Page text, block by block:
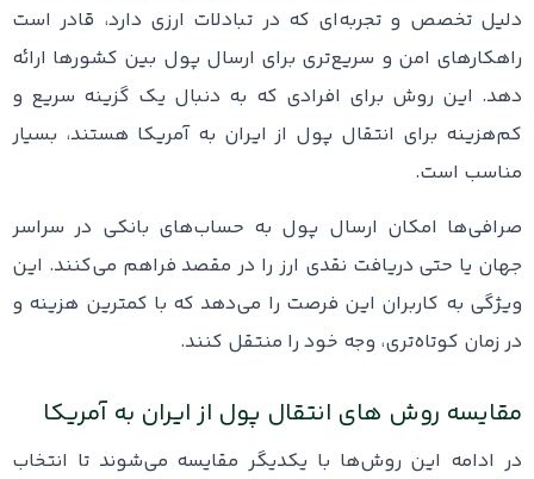
دلیل تخصص و تجربه‌ای که در تبادلات ارزی دارد، قادر است
راهکارهای امن و سریع‌تری برای ارسال پول بین کشورها ارائه
دهد. این روش برای افرادی که به دنبال یک گزینه سریع و
کم‌هزینه برای انتقال پول از ایران به آمریکا هستند، بسیار
مناسب است.
صرافی‌ها امکان ارسال پول به حساب‌های بانکی در سراسر
جهان یا حتی دریافت نقدی ارز را در مقصد فراهم می‌کنند. این
ویژگی به کاربران این فرصت را می‌دهد که با کمترین هزینه و
در زمان کوتاه‌تری، وجه خود را منتقل کنند.
مقایسه روش‌ های انتقال پول از ایران به آمریکا
در ادامه این روش‌ها با یکدیگر مقایسه می‌شوند تا انتخاب